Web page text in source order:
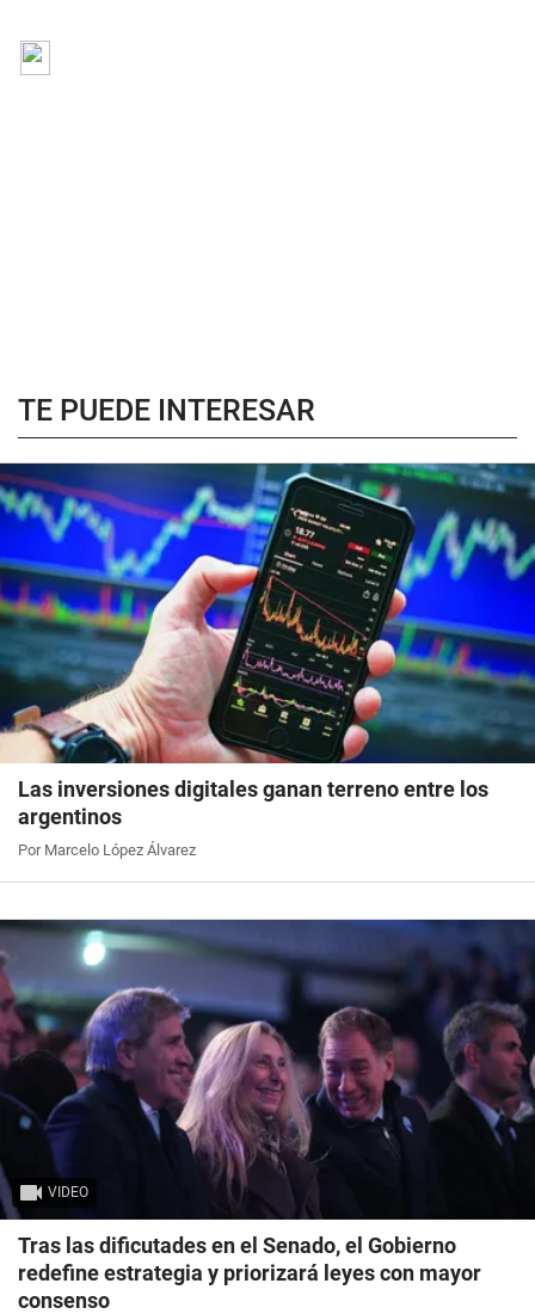
TE PUEDE INTERESAR
Las inversiones digitales ganan terreno entre los
argentinos
Por Marcelo López Álvarez
VIDEO
Tras las dificutades en el Senado, el Gobierno
redefine estrategia y priorizará leyes con mayor
consenso